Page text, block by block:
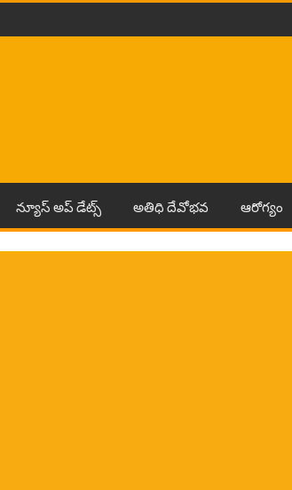
From India And
న్యూస్ అప్ డేట్స్ అతిధి దేవోభవ ఆరోగ్యం